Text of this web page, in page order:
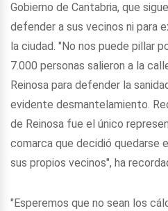
Gobierno de Cantabria, que
defender a sus vecinos ni para
la ciudad. "No nos puede pillar
7.000 personas salieron a la
Reinosa para defender la
evidente desmantelamiento.
de Reinosa fue el único
comarca que decidió quedarse
sus propios vecinos", ha
"Esperemos que no sean los